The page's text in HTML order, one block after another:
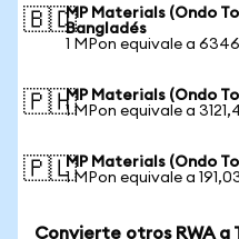
🇧🇩MP Materials (Ondo
Bangladés
1 MPon equivale a
🇵🇭MP Materials (Ondo
1 MPon equivale a
🇵🇱MP Materials (Ondo
1 MPon equivale a
Convierte otros RWA a